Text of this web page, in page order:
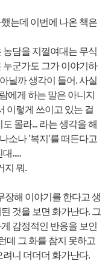
는데 이번에 나온 책은
담을 지껄여대는 무식
군가도 그가 이야기하
닐까 생각이 들어. 사실
에게 하는 말은 아니지
이렇게 쓰이고 있는 걸
몰라... 라는 생각을 해
소나 '복지'를 떠든다고
.....
지 뭐.
장해 이야기를 한다고 생
것을 보면 화가난다. 그
감정적인 반응을 보인
데 그 화를 참지 못하고
니 더더더 화가난다.